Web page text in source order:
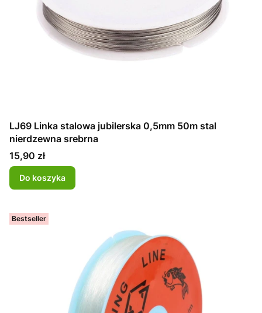
LJ69 Linka stalowa jubilerska 0,5mm 50m stal
nierdzewna srebrna
Cena
15,90 zł
Do koszyka
Bestseller